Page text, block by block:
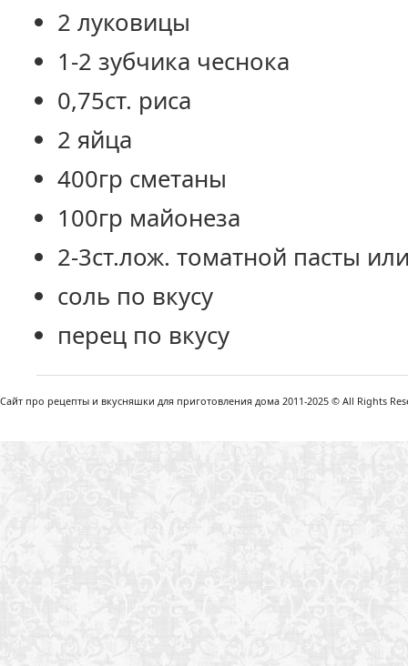
2 луковицы
1-2 зубчика чеснока
0,75ст. риса
2 яйца
400гр сметаны
100гр майонеза
2-3ст.лож. томатной пасты
соль по вкусу
перец по вкусу
Сайт про рецепты и вкусняшки для приготовления дома 2011-2025 © All Rights